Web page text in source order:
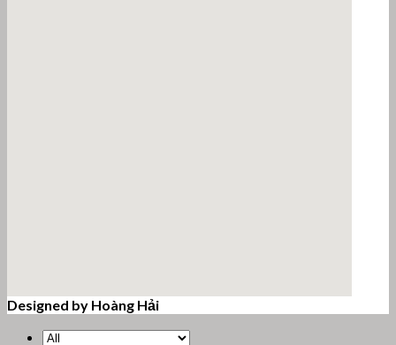
Designed by Hoàng Hải